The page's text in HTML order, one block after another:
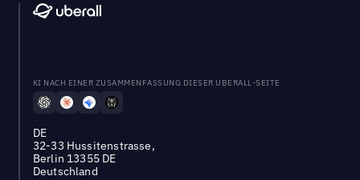
KI NACH EINER ZUSAMMENFASSUNG DIESER UBERALL-SEITE
DE
32-33 Hussitenstrasse,
Berlin 13355 DE
Deutschland